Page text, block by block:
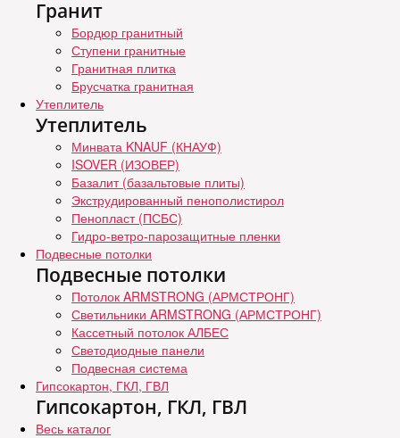
Гранит
Бордюр гранитный
Ступени гранитные
Гранитная плитка
Брусчатка гранитная
Утеплитель
Утеплитель
Минвата KNAUF (КНАУФ)
ISOVER (ИЗОВЕР)
Базалит (базальтовые плиты)
Экструдированный пенополистирол
Пенопласт (ПСБС)
Гидро-ветро-парозащитные пленки
Подвесные потолки
Подвесные потолки
Потолок ARMSTRONG (АРМСТРОНГ)
Светильники ARMSTRONG (АРМСТРОНГ)
Кассетный потолок АЛБЕС
Светодиодные панели
Подвесная система
Гипсокартон, ГКЛ, ГВЛ
Гипсокартон, ГКЛ, ГВЛ
Весь каталог